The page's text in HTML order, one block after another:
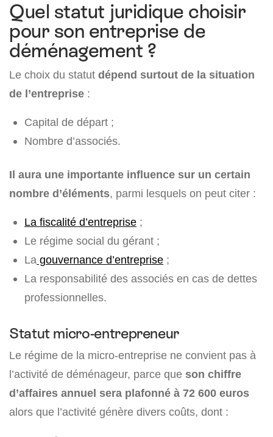
Quel statut juridique choisir
pour son entreprise de
déménagement ?
Le choix du statut dépend surtout de la situation
de l’entreprise :
Capital de départ ;
Nombre d’associés.
Il aura une importante influence sur un certain
nombre d’éléments, parmi lesquels on peut citer :
La fiscalité d’entreprise ;
Le régime social du gérant ;
La gouvernance d’entreprise ;
La responsabilité des associés en cas de dettes
professionnelles.
Statut micro-entrepreneur
Le régime de la micro-entreprise ne convient pas à
l’activité de déménageur, parce que son chiffre
d’affaires annuel sera plafonné à 72 600 euros
alors que l’activité génère divers coûts, dont :